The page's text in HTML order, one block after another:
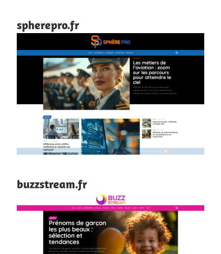
spherepro.fr
buzzstream.fr